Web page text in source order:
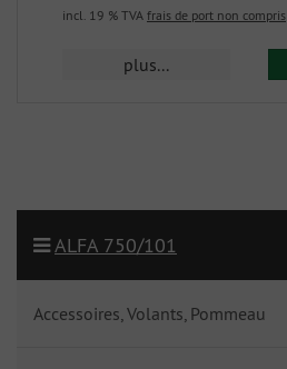
incl. 19 % TVA frais de port non compris
plus...
ALFA 750/101
Accessoires, Volants, Pommeau